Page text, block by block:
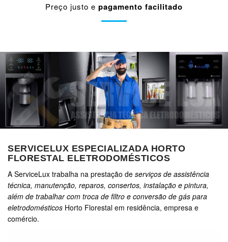
Preço justo e pagamento facilitado
SERVICELUX ESPECIALIZADA HORTO
FLORESTAL ELETRODOMÉSTICOS
A ServiceLux trabalha na prestação de serviços de assistência
técnica, manutenção, reparos, consertos, instalação e pintura,
além de trabalhar com troca de filtro e conversão de gás para
eletrodomésticos Horto Florestal em residência, empresa e
comércio.